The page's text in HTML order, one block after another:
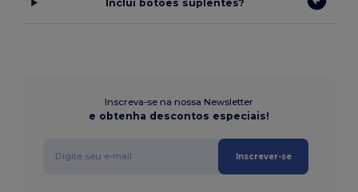
Inclui botões suplentes?
Inscreva-se na nossa Newsletter
e obtenha descontos especiais!
Inscrever-se